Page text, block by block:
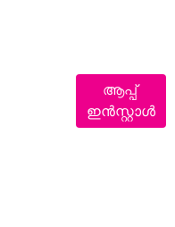
ആപ്പ്
ഇൻസ്റ്റാൾ